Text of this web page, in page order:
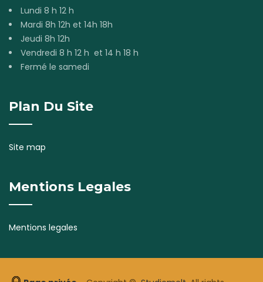
Lundi 8 h 12 h
Mardi 8h 12h et 14h 18h
Jeudi 8h 12h
Vendredi 8 h 12 h et 14 h 18 h
Fermé le samedi
Plan Du Site
Site map
Mentions Legales
Mentions legales